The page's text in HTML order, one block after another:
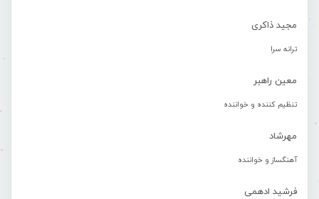
مجید ذاکری
ترانه سرا
معین راهبر
تنظیم کننده و خواننده
مهرشاد
آهنگساز و خواننده
فرشید ادهمی